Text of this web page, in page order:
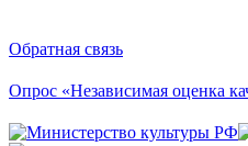
Обратная связь
Опрос «Независимая оценка